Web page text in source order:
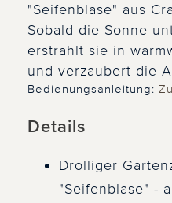
"Seifenblase" aus
Sobald die Sonne
erstrahlt sie in
und verzaubert die
Bedienungsanleitung:
Details
Drolliger
"Seifenblase" -